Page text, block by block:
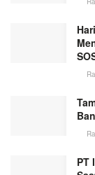
PT